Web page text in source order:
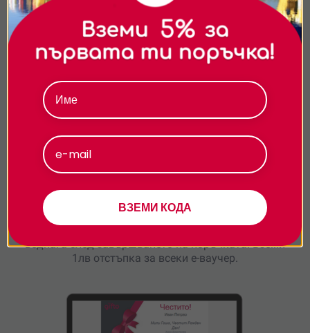
По e-mail- 24/7!
веднага след завършването на поръчката. Вземи
1лв отстъпка за всеки е-ваучер.
ВЗЕМИ КОДА
съдържание и реклами. Можете да приемете
всички бисквитки, да откажете всички или да
изберете предпочитания.За повече информация
относно начина, по който обработваме вашите
поверителност.